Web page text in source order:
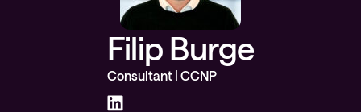
Filip Burge
Consultant | CCNP